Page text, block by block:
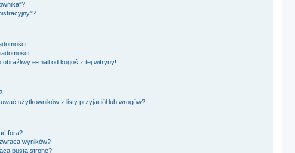
obraźliwy e-mail od kogoś z tej witryny!
użytkowników z listy przyjaciół lub wrogów?
fora?
wyników?
pustą stronę?!